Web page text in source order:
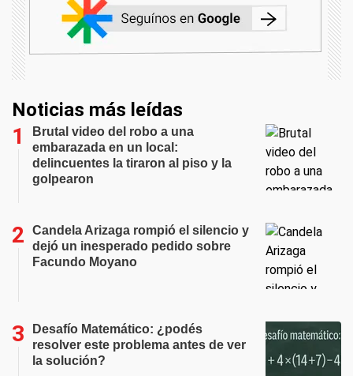
Noticias más leídas
Brutal video del robo a una
embarazada en un local:
delincuentes la tiraron al piso y la
golpearon
Candela Arizaga rompió el silencio y
dejó un inesperado pedido sobre
Facundo Moyano
Desafío Matemático: ¿podés
resolver este problema antes de ver
la solución?